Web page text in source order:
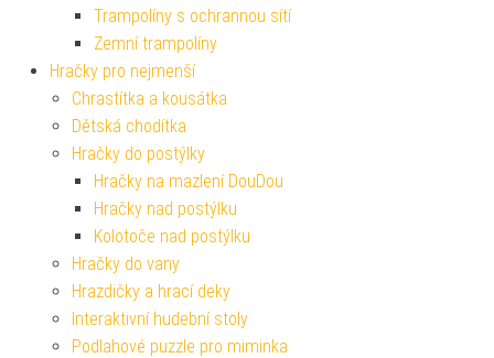
Trampolíny s ochrannou sítí
Zemní trampolíny
Hračky pro nejmenší
Chrastítka a kousátka
Dětská chodítka
Hračky do postýlky
Hračky na mazlení DouDou
Hračky nad postýlku
Kolotoče nad postýlku
Hračky do vany
Hrazdičky a hrací deky
Interaktivní hudební stoly
Podlahové puzzle pro miminka